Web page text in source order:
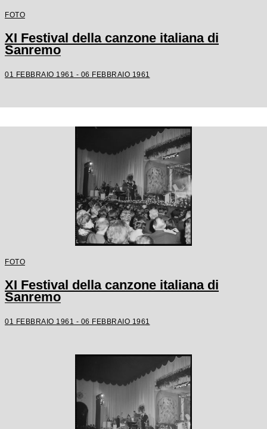
FOTO
XI Festival della canzone italiana di
Sanremo
01 FEBBRAIO 1961 - 06 FEBBRAIO 1961
FOTO
XI Festival della canzone italiana di
Sanremo
01 FEBBRAIO 1961 - 06 FEBBRAIO 1961